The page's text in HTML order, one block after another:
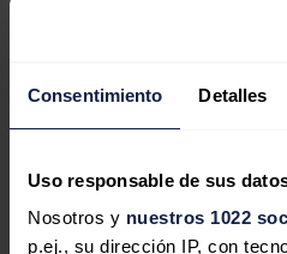
Consentimiento Detalles
Uso responsable de sus
Nosotros y nuestros 1022
p.ej., su dirección IP, con
La compañía que dirige Josu
europeo para cinco proyectos
hidrógeno renovable y